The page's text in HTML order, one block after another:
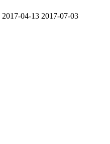
2017-04-13 2017-07-03